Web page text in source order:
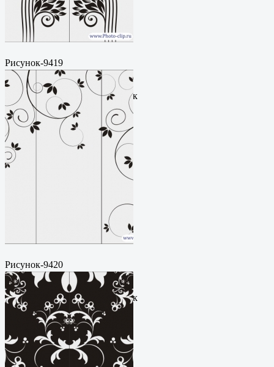
Рисунок-9419
Пескоструйный
рисунокФормат: cdrЦена: 200
руб.Метки: векторный рисунок
Рисунок-9420
Пескоструйный
рисунокФормат: cdrЦена: 200
руб.Метки: векторный рисунок